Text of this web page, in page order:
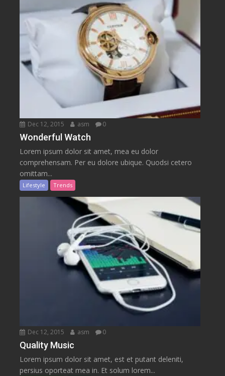
Dec 12, 2015 asm 0
Wonderful Watch
Lorem ipsum dolor sit amet, mea eu dolor
comprehensam. Per eu dolore ubique. Quodsi cetero
omittam...
Lifestyle Trends
Dec 12, 2015 asm 0
Quality Music
Lorem ipsum dolor sit amet, est et putant deleniti,
persius oporteat mea in. Et solum lorem...